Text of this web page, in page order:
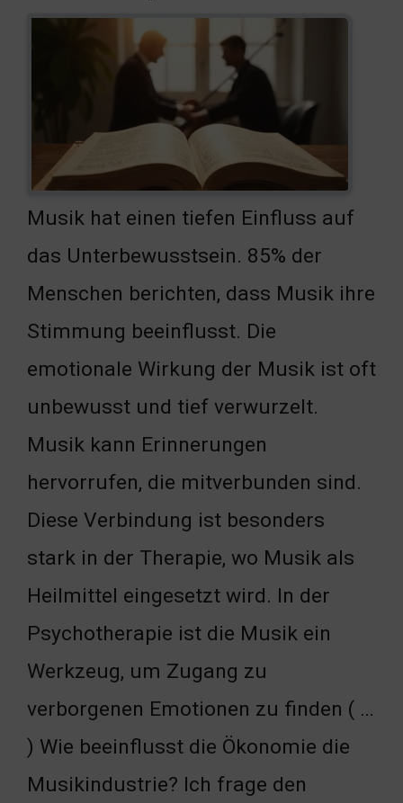
Musik hat einen tiefen Einfluss auf
das Unterbewusstsein. 85% der
Menschen berichten, dass Musik ihre
Stimmung beeinflusst. Die
emotionale Wirkung der Musik ist oft
unbewusst und tief verwurzelt.
Musik kann Erinnerungen
hervorrufen, die mitverbunden sind.
Diese Verbindung ist besonders
stark in der Therapie, wo Musik als
Heilmittel eingesetzt wird. In der
Psychotherapie ist die Musik ein
Werkzeug, um Zugang zu
verborgenen Emotionen zu finden ( …
) Wie beeinflusst die Ökonomie die
Musikindustrie? Ich frage den